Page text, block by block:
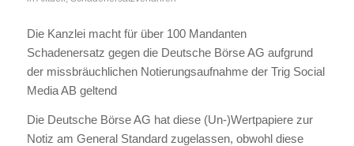
Die Kanzlei macht für über 100 Mandanten
Schadenersatz gegen die Deutsche Börse AG aufgrund
der missbräuchlichen Notierungsaufnahme der Trig Social
Media AB geltend
Die Deutsche Börse AG hat diese (Un-)Wertpapiere zur
Notiz am General Standard zugelassen, obwohl diese